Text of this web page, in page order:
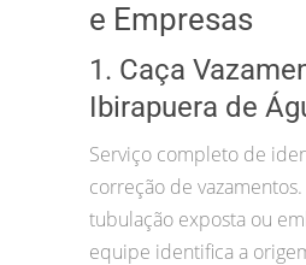
e Empresas
1. Caça
Ibirapuera de
Serviço completo de
correção de vazamentos.
tubulação exposta ou
equipe identifica a